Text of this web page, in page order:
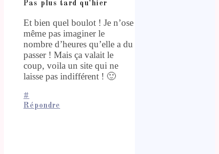
Pas plus tard qu'hier
Et bien quel boulot ! Je n’ose
même pas imaginer le
nombre d’heures qu’elle a du
passer ! Mais ça valait le
coup, voila un site qui ne
laisse pas indifférent ! 🙂
#
Répondre